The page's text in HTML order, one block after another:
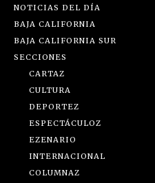
NOTICIAS DEL DÍA
BAJA CALIFORNIA
BAJA CALIFORNIA SUR
SECCIONES
CARTAZ
CULTURA
DEPORTEZ
ESPECTÁCULOZ
EZENARIO
INTERNACIONAL
COLUMNAZ